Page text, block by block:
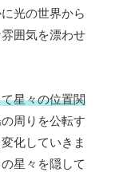
光の世界から
囲気を漂わせ
星々の位置関
周りを公転す
化していきま
星々を隠して